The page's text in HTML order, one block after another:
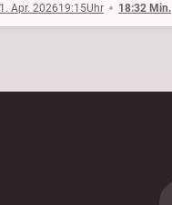
Apr. 202619:15 18:32 Min.